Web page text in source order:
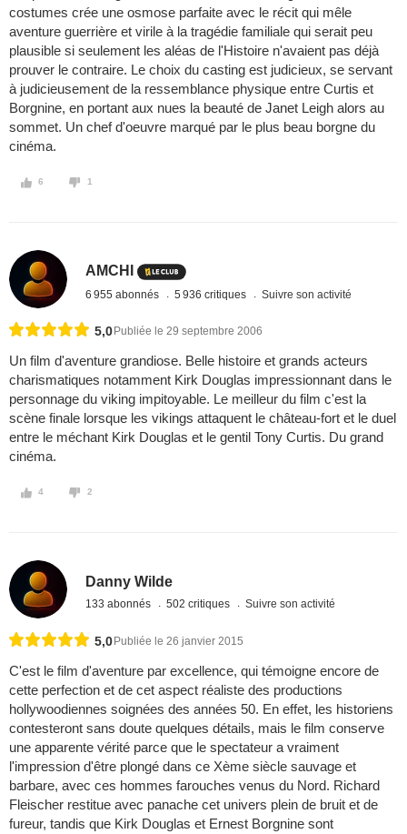
costumes crée une osmose parfaite avec le récit qui mêle
aventure guerrière et virile à la tragédie familiale qui serait peu
plausible si seulement les aléas de l'Histoire n'avaient pas déjà
prouver le contraire. Le choix du casting est judicieux, se servant
à judicieusement de la ressemblance physique entre Curtis et
Borgnine, en portant aux nues la beauté de Janet Leigh alors au
sommet. Un chef d'oeuvre marqué par le plus beau borgne du
cinéma.
6 1
AMCHI
6 955 abonnés 5 936 critiques Suivre son activité
5,0 Publiée le 29 septembre 2006
Un film d'aventure grandiose. Belle histoire et grands acteurs
charismatiques notamment Kirk Douglas impressionnant dans le
personnage du viking impitoyable. Le meilleur du film c'est la
scène finale lorsque les vikings attaquent le château-fort et le duel
entre le méchant Kirk Douglas et le gentil Tony Curtis. Du grand
cinéma.
4 2
Danny Wilde
133 abonnés 502 critiques Suivre son activité
5,0 Publiée le 26 janvier 2015
C'est le film d'aventure par excellence, qui témoigne encore de
cette perfection et de cet aspect réaliste des productions
hollywoodiennes soignées des années 50. En effet, les historiens
contesteront sans doute quelques détails, mais le film conserve
une apparente vérité parce que le spectateur a vraiment
l'impression d'être plongé dans ce Xème siècle sauvage et
barbare, avec ces hommes farouches venus du Nord. Richard
Fleischer restitue avec panache cet univers plein de bruit et de
fureur, tandis que Kirk Douglas et Ernest Borgnine sont